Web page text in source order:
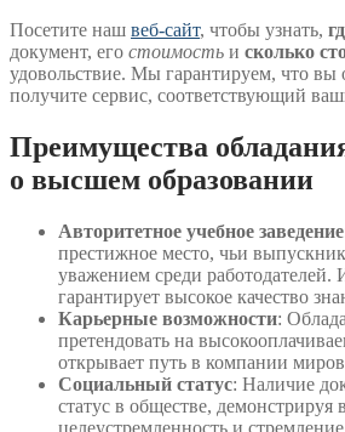
Посетите наш веб-сайт, чтобы узнать,
документ, его стоимость и сколько
удовольствие. Мы гарантируем, что вы
получите сервис, соответствующий
Преимущества
о высшем образовании
Авторитетное учебное заведение
престижное место, чьи
уважением среди работодателей.
гарантирует высокое качество
Карьерные возможности:
претендовать на
открывает путь в компании
Социальный статус: Наличие
статус в обществе, демонстрируя
целеустремленность и